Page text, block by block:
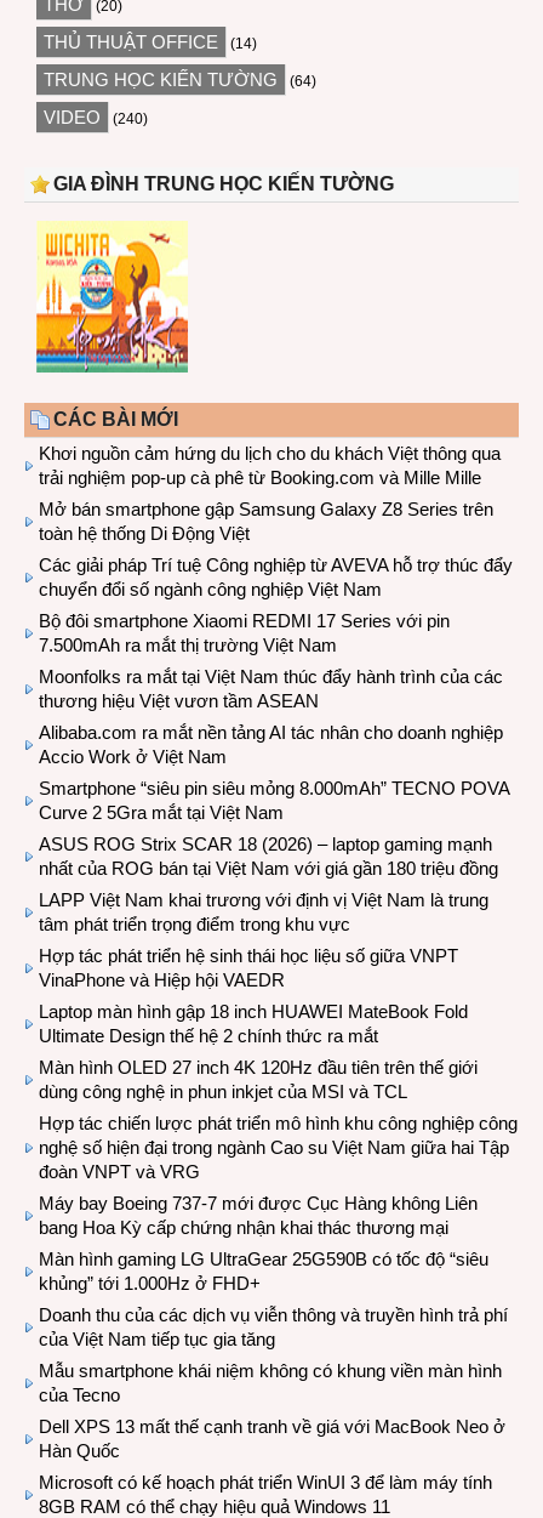
(20)
THỦ THUẬT OFFICE (14)
TRUNG HỌC KIẾN TƯỜNG (64)
VIDEO (240)
GIA ĐÌNH TRUNG HỌC KIẾN TƯỜNG
CÁC BÀI MỚI
Khơi nguồn cảm hứng du lịch cho du khách Việt thông qua
trải nghiệm pop-up cà phê từ Booking.com và Mille Mille
Mở bán smartphone gập Samsung Galaxy Z8 Series trên
toàn hệ thống Di Động Việt
Các giải pháp Trí tuệ Công nghiệp từ AVEVA hỗ trợ thúc đẩy
chuyển đổi số ngành công nghiệp Việt Nam
Bộ đôi smartphone Xiaomi REDMI 17 Series với pin
7.500mAh ra mắt thị trường Việt Nam
Moonfolks ra mắt tại Việt Nam thúc đẩy hành trình của các
thương hiệu Việt vươn tầm ASEAN
Alibaba.com ra mắt nền tảng AI tác nhân cho doanh nghiệp
Accio Work ở Việt Nam
Smartphone “siêu pin siêu mỏng 8.000mAh” TECNO POVA
Curve 2 5Gra mắt tại Việt Nam
ASUS ROG Strix SCAR 18 (2026) – laptop gaming mạnh
nhất của ROG bán tại Việt Nam với giá gần 180 triệu đồng
LAPP Việt Nam khai trương với định vị Việt Nam là trung
tâm phát triển trọng điểm trong khu vực
Hợp tác phát triển hệ sinh thái học liệu số giữa VNPT
VinaPhone và Hiệp hội VAEDR
Laptop màn hình gập 18 inch HUAWEI MateBook Fold
Ultimate Design thế hệ 2 chính thức ra mắt
Màn hình OLED 27 inch 4K 120Hz đầu tiên trên thế giới
dùng công nghệ in phun inkjet của MSI và TCL
Hợp tác chiến lược phát triển mô hình khu công nghiệp công
nghệ số hiện đại trong ngành Cao su Việt Nam giữa hai Tập
đoàn VNPT và VRG
Máy bay Boeing 737-7 mới được Cục Hàng không Liên
bang Hoa Kỳ cấp chứng nhận khai thác thương mại
Màn hình gaming LG UltraGear 25G590B có tốc độ “siêu
khủng” tới 1.000Hz ở FHD+
Doanh thu của các dịch vụ viễn thông và truyền hình trả phí
của Việt Nam tiếp tục gia tăng
Mẫu smartphone khái niệm không có khung viền màn hình
của Tecno
Dell XPS 13 mất thế cạnh tranh về giá với MacBook Neo ở
Hàn Quốc
Microsoft có kế hoạch phát triển WinUI 3 để làm máy tính
8GB RAM có thể chạy hiệu quả Windows 11